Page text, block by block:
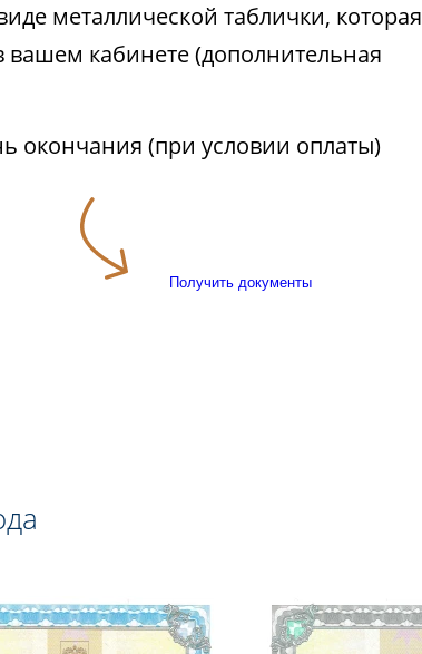
металлической таблички, которая
вашем кабинете (дополнительная
окончания (при условии оплаты)
Получить документы